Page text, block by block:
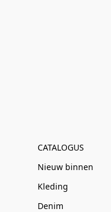
CATALOGUS
Nieuw binnen
Kleding
Denim